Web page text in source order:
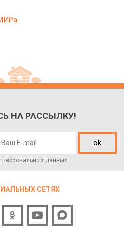
НА РАССЫЛКУ!
ok
персональных данных
СЕТЯХ